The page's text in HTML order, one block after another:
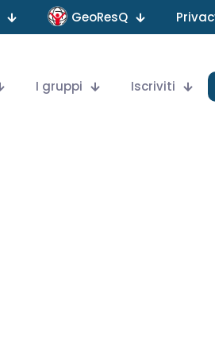
GeoResQ
I gruppi Iscriviti